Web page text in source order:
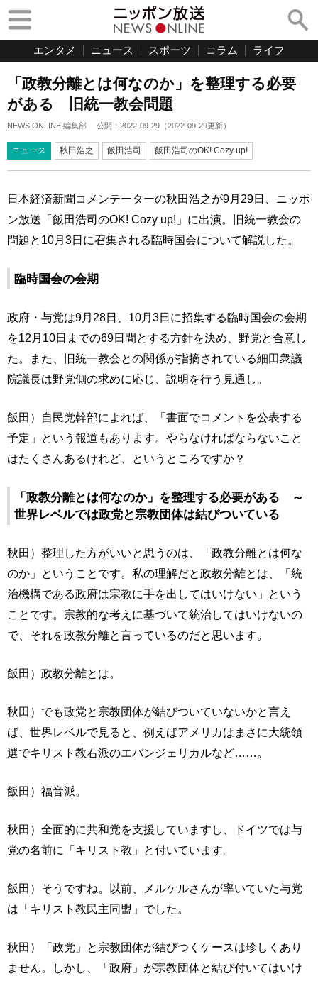
エンタメ ニュース スポーツ コラム ライフ
「政教分離とは何なのか」を整理する必要
がある 旧統一教会問題
NEWS ONLINE 編集部 公開： 2022-09-29 （2022-09-29更新）
ニュース 秋田浩之 飯田浩司 飯田浩司のOK! Cozy up!
日本経済新聞コメンテーターの秋田浩之が9月29日、ニッポ
ン放送「飯田浩司のOK! Cozy up!」に出演。旧統一教会の
問題と10月3日に召集される臨時国会について解説した。
臨時国会の会期
政府・与党は9月28日、10月3日に招集する臨時国会の会期
を12月10日までの69日間とする方針を決め、野党と合意し
た。また、旧統一教会との関係が指摘されている細田衆議
院議長は野党側の求めに応じ、説明を行う見通し。
飯田）自民党幹部によれば、「書面でコメントを公表する
予定」という報道もあります。やらなければならないこと
はたくさんあるけれど、というところですか？
「政教分離とは何なのか」を整理する必要がある ～
世界レベルでは政党と宗教団体は結びついている
秋田）整理した方がいいと思うのは、「政教分離とは何な
のか」ということです。私の理解だと政教分離とは、「統
治機構である政府は宗教に手を出してはいけない」という
ことです。宗教的な考えに基づいて統治してはいけないの
で、それを政教分離と言っているのだと思います。
飯田）政教分離とは。
秋田）でも政党と宗教団体が結びついていないかと言え
ば、世界レベルで見ると、例えばアメリカはまさに大統領
選でキリスト教右派のエバンジェリカルなど……。
飯田）福音派。
秋田）全面的に共和党を支援していますし、ドイツでは与
党の名前に「キリスト教」と付いています。
飯田）そうですね。以前、メルケルさんが率いていた与党
は「キリスト教民主同盟」でした。
秋田）「政党」と宗教団体が結びつくケースは珍しくあり
ません。しかし、「政府」が宗教団体と結び付いてはいけ